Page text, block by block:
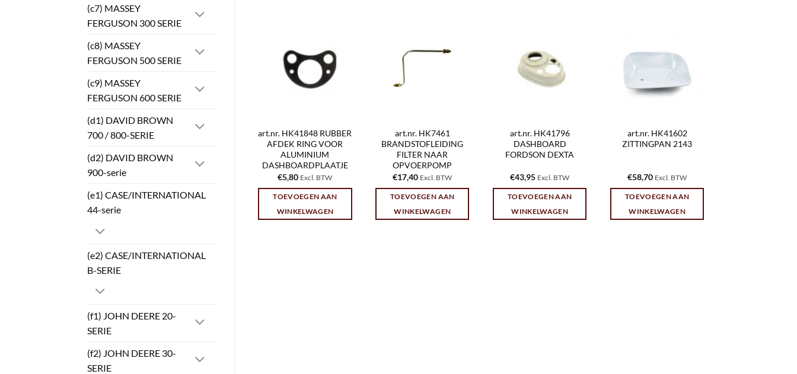
(c7) MASSEY
FERGUSON 300 SERIE
(c8) MASSEY
FERGUSON 500 SERIE
(c9) MASSEY
FERGUSON 600 SERIE
(d1) DAVID BROWN
700 / 800-SERIE
(d2) DAVID BROWN
900-serie
(e1) CASE/INTERNATIONAL
44-serie
(e2) CASE/INTERNATIONAL
B-SERIE
(f1) JOHN DEERE 20-
SERIE
(f2) JOHN DEERE 30-
SERIE
art.nr. HK41848 RUBBER
AFDEK RING VOOR
ALUMINIUM
DASHBOARDPLAATJE
€5,80 Excl. BTW
TOEVOEGEN AAN
WINKELWAGEN
art.nr. HK7461
BRANDSTOFLEIDING
FILTER NAAR
OPVOERPOMP
€17,40 Excl. BTW
TOEVOEGEN AAN
WINKELWAGEN
art.nr. HK41796
DASHBOARD
FORDSON DEXTA
€43,95 Excl. BTW
TOEVOEGEN AAN
WINKELWAGEN
art.nr. HK41602
ZITTINGPAN 2143
€58,70 Excl. BTW
TOEVOEGEN AAN
WINKELWAGEN